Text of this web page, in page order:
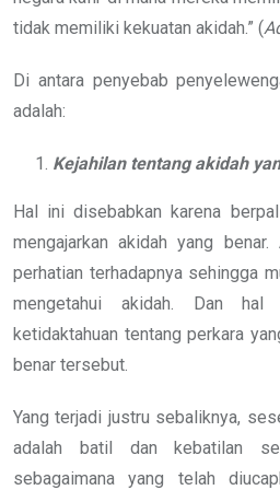
tidak memiliki kekuatan akidah.” (
Di antara penyebab
adalah:
Kejahilan tentang akidah
Hal ini disebabkan karena
mengajarkan akidah yang
perhatian terhadapnya sehingga
mengetahui akidah. Dan hal
ketidaktahuan tentang perkara
benar tersebut.
Yang terjadi justru sebaliknya,
adalah batil dan kebatilan
sebagaimana yang telah